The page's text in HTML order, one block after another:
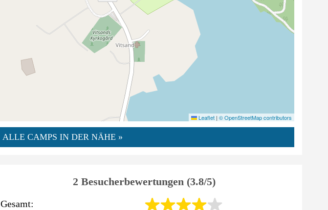
Leaflet | © OpenStreetMap contributors
ALLE CAMPS IN DER NÄHE »
2 Besucherbewertungen (3.8/5)
Gesamt: